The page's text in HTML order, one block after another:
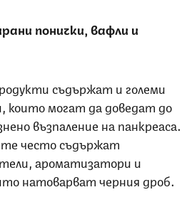
понички, вафли и
съдържат и големи
които могат да доведат до
възпаление на панкреаса.
често съдържат
ароматизатори и
натоварват черния дроб.